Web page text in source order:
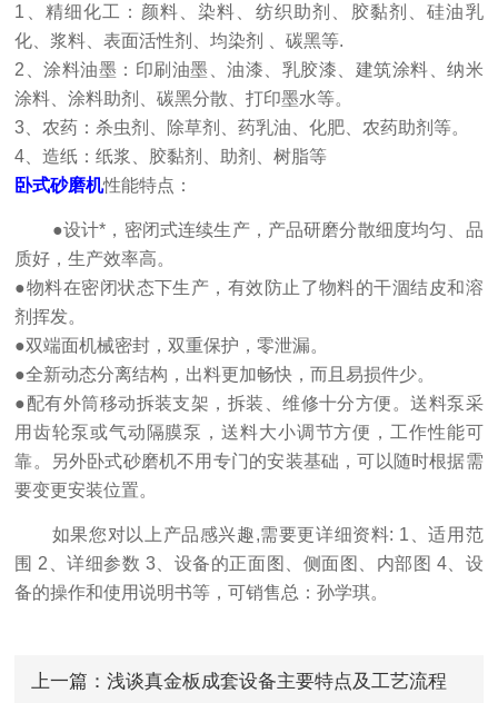
1、精细化工：颜料、染料、纺织助剂、胶黏剂、硅油乳
化、浆料、表面活性剂、均染剂 、碳黑等.
2、涂料油墨：印刷油墨、油漆、乳胶漆、建筑涂料、纳米
涂料、涂料助剂、碳黑分散、打印墨水等。
3、农药：杀虫剂、除草剂、药乳油、化肥、农药助剂等。
4、造纸：纸浆、胶黏剂、助剂、树脂等
卧式砂磨机性能特点：
●设计*，密闭式连续生产，产品研磨分散细度均匀、品
质好，生产效率高。
●物料在密闭状态下生产，有效防止了物料的干涸结皮和溶
剂挥发。
●双端面机械密封，双重保护，零泄漏。
●全新动态分离结构，出料更加畅快，而且易损件少。
●配有外筒移动拆装支架，拆装、维修十分方便。送料泵采
用齿轮泵或气动隔膜泵，送料大小调节方便，工作性能可
靠。另外卧式砂磨机不用专门的安装基础，可以随时根据需
要变更安装位置。
如果您对以上产品感兴趣,需要更详细资料: 1、适用范
围 2、详细参数 3、设备的正面图、侧面图、内部图 4、设
备的操作和使用说明书等，可销售总：孙学琪。
上一篇： 浅谈真金板成套设备主要特点及工艺流程